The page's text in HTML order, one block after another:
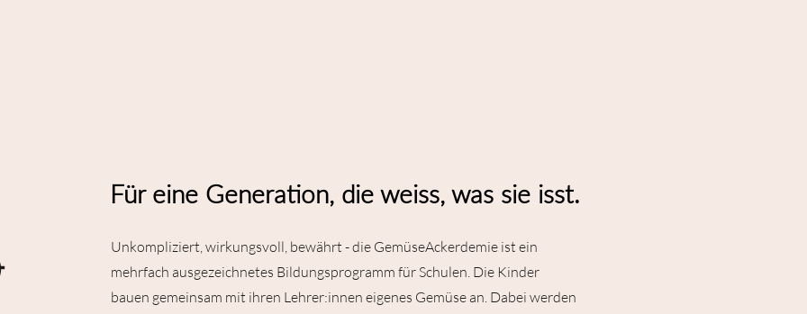
Für eine Generation, die weiss, was sie isst.
Unkompliziert, wirkungsvoll, bewährt - die GemüseAckerdemie ist ein
mehrfach ausgezeichnetes Bildungsprogramm für Schulen. Die Kinder
bauen gemeinsam mit ihren Lehrer:innen eigenes Gemüse an. Dabei werden